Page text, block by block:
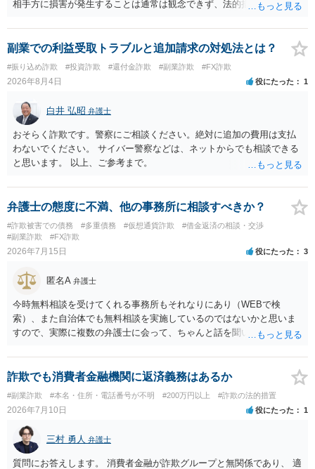
相手方に損害が発生することは通常は観念できず、法的措置を採って
ず、最寄りの消費生活センターへ相談し、連絡を無視してよいかどう
かのアドバイスを受けられることをお勧めします。しつこいようであ
れば、弁護士へ依頼して警告してもらうことも必要になるかもしれま
せん。
副業での利益受取トラブルと追加請求の対処法とは？
#振り込め詐欺 #投資詐欺 #還付金詐欺 #副業詐欺 #FX詐欺
2026年8月4日 役にたった 1
白井 弘昭 弁護士
おそらく詐欺です。警察にご相談ください。絶対に追加の費用は支払
わないでください。 サイバー警察などは、ネットからでも相談できる
と思います。 以上、ご参考まで。
弁護士の態度に不満、他の事務所に相談すべきか？
#詐欺被害での債務 #多重債務 #仮想通貨詐欺
#借金返済の相談・交渉
#副業詐欺
#FX詐欺
2026年7月15日 役にたった 3
匿名A 弁護士
今時無料相談を受けてくれる事務所もそれなりにあり（WEBで検
索）、また自治体でも無料相談を実施しているのではないかと思いま
すので、実際に複数の弁護士に会って、ちゃんと話を聞いてくれる
はそもそも事案を把握できていないようですので、御相談の案件につ
いては弁護士として能力不足なのかもしれません。相手にしない方が
良いと思います。ただ、仮想通貨詐欺の被害回復は現実的には難しい
かもしれません。
詐欺でも消費者金融機関に返済義務はあるか
#副業詐欺 #本名・住所・電話番号が不明 #200万円以上 #詐欺の法的措置
2026年7月10日 役にたった 1
三村 勇人 弁護士
質問にお答えします。 消費者金融が詐欺グループと無関係であり、 適